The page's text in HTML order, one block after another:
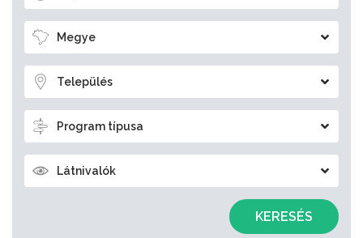
Megye
Település
Program típusa
Látnivalók
KERESÉS